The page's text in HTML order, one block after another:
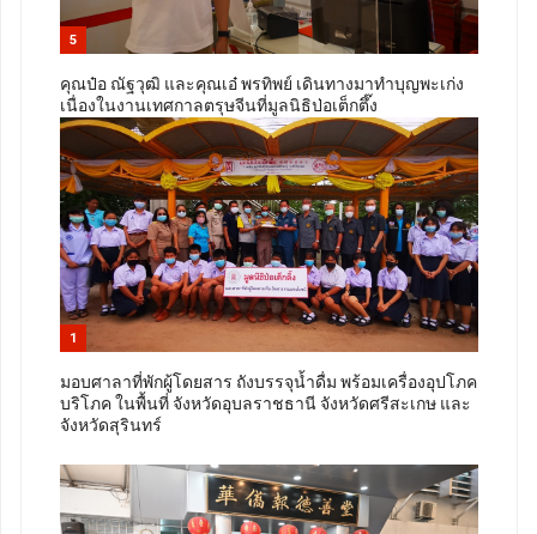
5
คุณป๋อ ณัฐวุฒิ และคุณเอ๋ พรทิพย์ เดินทางมาทำบุญพะเก่ง
เนื่องในงานเทศกาลตรุษจีนที่มูลนิธิป่อเต็กตึ๊ง
1
มอบศาลาที่พักผู้โดยสาร ถังบรรจุน้ำดื่ม พร้อมเครื่องอุปโภค
บริโภค ในพื้นที่ จังหวัดอุบลราชธานี จังหวัดศรีสะเกษ และ
จังหวัดสุรินทร์